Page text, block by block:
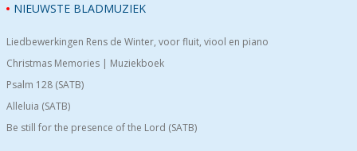
NIEUWSTE BLADMUZIEK
Liedbewerkingen Rens de Winter, voor fluit, viool en piano
Christmas Memories | Muziekboek
Psalm 128 (SATB)
Alleluia (SATB)
Be still for the presence of the Lord (SATB)